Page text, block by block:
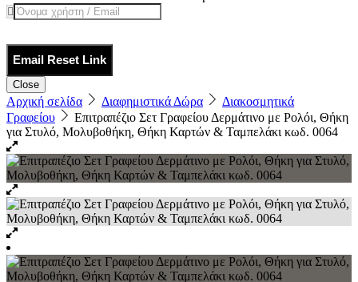
Email Reset Link
Close
Αρχική σελίδα Διαφημιστικά Δώρα
Διακοσμητικά
Γραφείου
Επιτραπέζιο Σετ Γραφείου Δερμάτινο με Ρολόι, Θήκη
για Στυλό, Μολυβοθήκη, Θήκη Καρτών & Ταμπελάκι κωδ. 0064